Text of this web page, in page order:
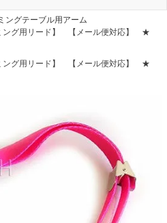
ングテーブル用アーム
グ用リード】 【メール便対応】 ★
グ用リード】 【メール便対応】 ★